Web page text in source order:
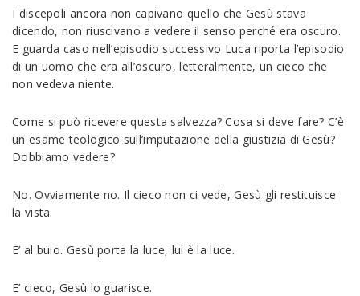
I discepoli ancora non capivano quello che Gesù stava
dicendo, non riuscivano a vedere il senso perché era oscuro.
E guarda caso nell’episodio successivo Luca riporta l’episodio
di un uomo che era all’oscuro, letteralmente, un cieco che
non vedeva niente.
Come si può ricevere questa salvezza? Cosa si deve fare? C’è
un esame teologico sull’imputazione della giustizia di Gesù?
Dobbiamo vedere?
No. Ovviamente no. Il cieco non ci vede, Gesù gli restituisce
la vista.
E’ al buio. Gesù porta la luce, lui è la luce.
E’ cieco, Gesù lo guarisce.